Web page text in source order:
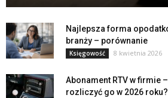
Najlepsza forma
branży – porównanie
Księgowość 8 kwietnia 2026
Abonament RTV w firmie
rozliczyć go w 2026 roku?